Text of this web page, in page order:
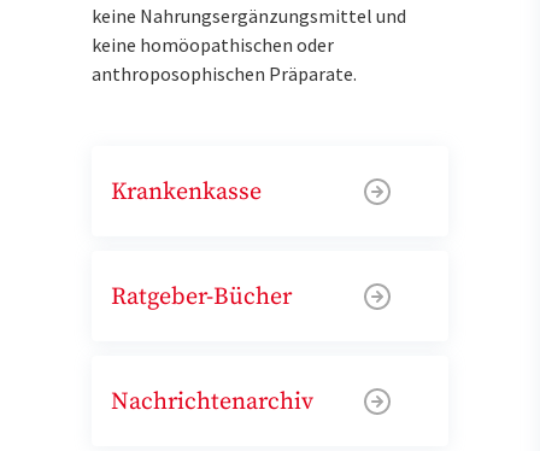
keine Nahrungsergänzungsmittel und
keine homöopathischen oder
anthroposophischen Präparate.
Krankenkasse
Ratgeber-Bücher
Nachrichtenarchiv